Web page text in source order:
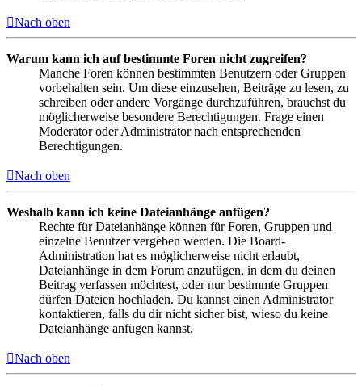
Nach oben
Warum kann ich auf bestimmte Foren nicht zugreifen?
Manche Foren können bestimmten Benutzern oder Gruppen
vorbehalten sein. Um diese einzusehen, Beiträge zu lesen, zu
schreiben oder andere Vorgänge durchzuführen, brauchst du
möglicherweise besondere Berechtigungen. Frage einen
Moderator oder Administrator nach entsprechenden
Berechtigungen.
Nach oben
Weshalb kann ich keine Dateianhänge anfügen?
Rechte für Dateianhänge können für Foren, Gruppen und
einzelne Benutzer vergeben werden. Die Board-
Administration hat es möglicherweise nicht erlaubt,
Dateianhänge in dem Forum anzufügen, in dem du deinen
Beitrag verfassen möchtest, oder nur bestimmte Gruppen
dürfen Dateien hochladen. Du kannst einen Administrator
kontaktieren, falls du dir nicht sicher bist, wieso du keine
Dateianhänge anfügen kannst.
Nach oben